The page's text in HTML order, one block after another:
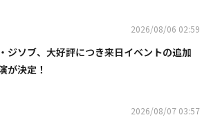
2026/08/06 02:59
ジソブ、大好評につき来日イベントの追加
が決定！
2026/08/07 03:57